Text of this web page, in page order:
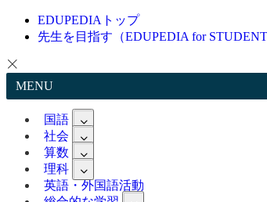
EDUPEDIAトップ
先生を目指す（EDUPEDIA for STUDENT
MENU
国語
社会
算数
理科
英語・外国語活動